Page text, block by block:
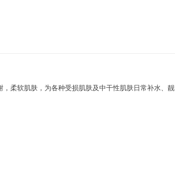
柔软肌肤，为各种受损肌肤及中干性肌肤日常补水、靓